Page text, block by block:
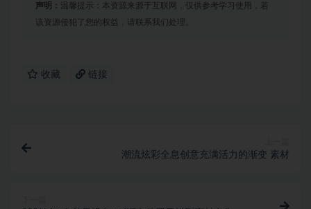
声明： 温馨提示：本资源来源于互联网，仅供参考学习使用，若
该资源侵犯了您的权益，请联系我们处理。
收藏 链接
潮流炫彩全息创意充满活力的渐变 素材